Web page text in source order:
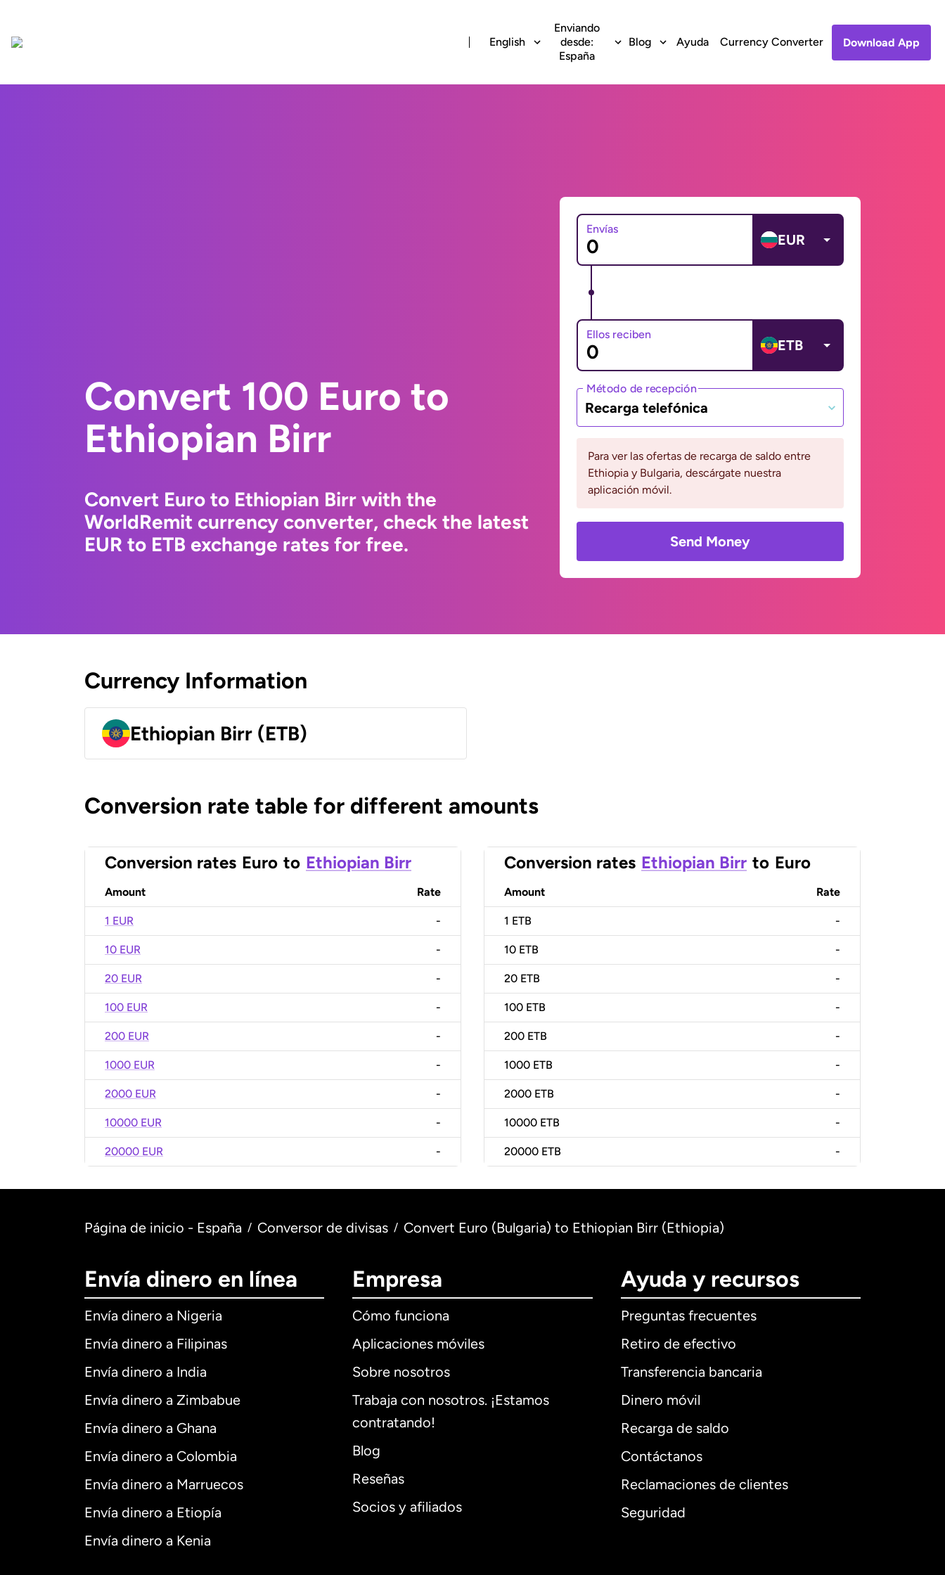
English
Enviando
desde:
España
Blog Ayuda Currency Converter Download App
Convert 100 Euro to
Ethiopian Birr
Convert Euro to Ethiopian Birr with the
WorldRemit currency converter, check the latest
EUR to ETB exchange rates for free.
Envías
EUR
Ellos reciben
ETB
Método de recepción
Recarga telefónica
Para ver las ofertas de recarga de saldo entre
Ethiopia y Bulgaria, descárgate nuestra
aplicación móvil.
Send Money
Currency Information
Ethiopian Birr (ETB)
Conversion rate table for different amounts
Conversion rates Euro to Ethiopian Birr
Amount Rate
1 EUR -
10 EUR -
20 EUR -
100 EUR -
200 EUR -
1000 EUR -
2000 EUR -
10000 EUR -
20000 EUR -
Conversion rates Ethiopian Birr to Euro
Amount Rate
1 ETB -
10 ETB -
20 ETB -
100 ETB -
200 ETB -
1000 ETB -
2000 ETB -
10000 ETB -
20000 ETB -
Página de inicio - España / Conversor de divisas / Convert Euro (Bulgaria) to Ethiopian Birr (Ethiopia)
Envía dinero en línea
Envía dinero a Nigeria
Envía dinero a Filipinas
Envía dinero a India
Envía dinero a Zimbabue
Envía dinero a Ghana
Envía dinero a Colombia
Envía dinero a Marruecos
Envía dinero a Etiopía
Envía dinero a Kenia
Empresa
Cómo funciona
Aplicaciones móviles
Sobre nosotros
Trabaja con nosotros. ¡Estamos
contratando!
Blog
Reseñas
Socios y afiliados
Ayuda y recursos
Preguntas frecuentes
Retiro de efectivo
Transferencia bancaria
Dinero móvil
Recarga de saldo
Contáctanos
Reclamaciones de clientes
Seguridad